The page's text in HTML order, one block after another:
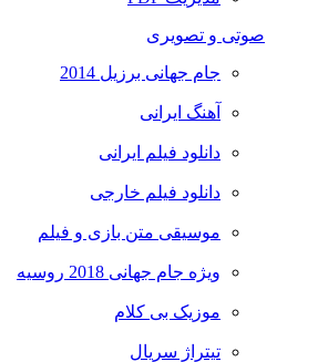
صوتی و تصویری
جام جهانی برزیل 2014
آهنگ ایرانی
دانلود فیلم ایرانی
دانلود فیلم خارجی
موسیقی متن بازی و فیلم
ویژه جام جهانی 2018 روسیه
موزیک بی کلام
تیتراژ سریال